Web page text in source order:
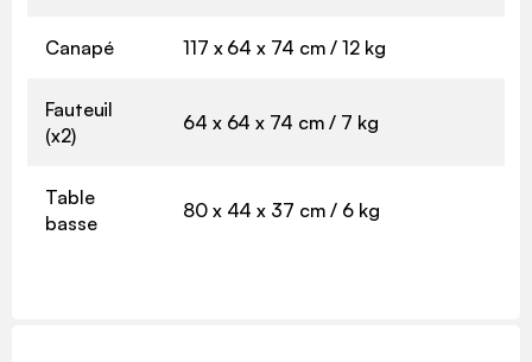
Canapé 117 x 64 x 74 cm / 12 kg
Fauteuil
(x2)
64 x 64 x 74 cm / 7 kg
Table
basse
80 x 44 x 37 cm / 6 kg